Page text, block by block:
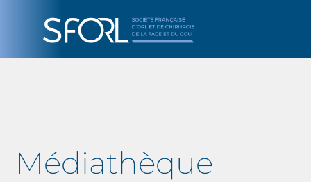
Médiathèque